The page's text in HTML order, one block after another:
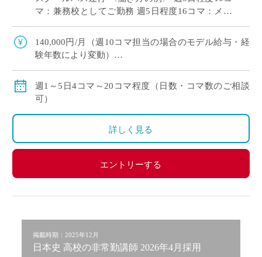
マ：兼務校としてご勤務 週5日程度16コマ：メイ
140,000円/月（週10コマ担当の場合のモデル給与・経
験年数により変動）
賞与：無し
昇給：有り、年1回の査定による
その他保険：労災保険
週1～5日4コマ～20コマ程度（日数・コマ数のご相談
可）
詳しく見る
エントリーする
掲載時期：2025年12月
日本史 高校の非常勤講師 2026年4月採用